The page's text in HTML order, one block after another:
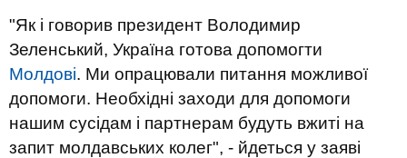
"Як і говорив президент Володимир
Зеленський, Україна готова допомогти
Молдові. Ми опрацювали питання можливої
допомоги. Необхідні заходи для допомоги
нашим сусідам і партнерам будуть вжиті на
запит молдавських колег", - йдеться у заяві